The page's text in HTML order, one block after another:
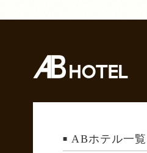
ABホテル一覧